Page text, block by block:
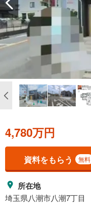
4,780万円
資料をもらう 無料
所在地
埼玉県八潮市八潮7丁目